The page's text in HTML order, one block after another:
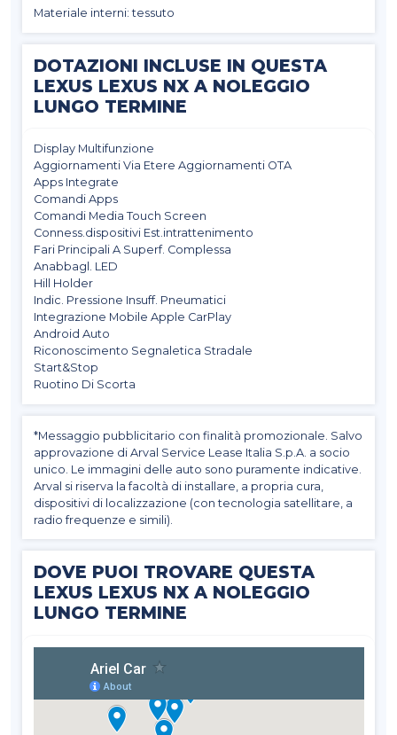
Materiale interni: tessuto
DOTAZIONI INCLUSE IN QUESTA
LEXUS LEXUS NX A NOLEGGIO
LUNGO TERMINE
Display Multifunzione
Aggiornamenti Via Etere Aggiornamenti OTA
Apps Integrate
Comandi Apps
Comandi Media Touch Screen
Conness.dispositivi Est.intrattenimento
Fari Principali A Superf. Complessa
Anabbagl. LED
Hill Holder
Indic. Pressione Insuff. Pneumatici
Integrazione Mobile Apple CarPlay
Android Auto
Riconoscimento Segnaletica Stradale
Start&Stop
Ruotino Di Scorta
*Messaggio pubblicitario con finalità promozionale. Salvo
approvazione di Arval Service Lease Italia S.p.A. a socio
unico. Le immagini delle auto sono puramente indicative.
Arval si riserva la facoltà di installare, a propria cura,
dispositivi di localizzazione (con tecnologia satellitare, a
radio frequenze e simili).
DOVE PUOI TROVARE QUESTA
LEXUS LEXUS NX A NOLEGGIO
LUNGO TERMINE